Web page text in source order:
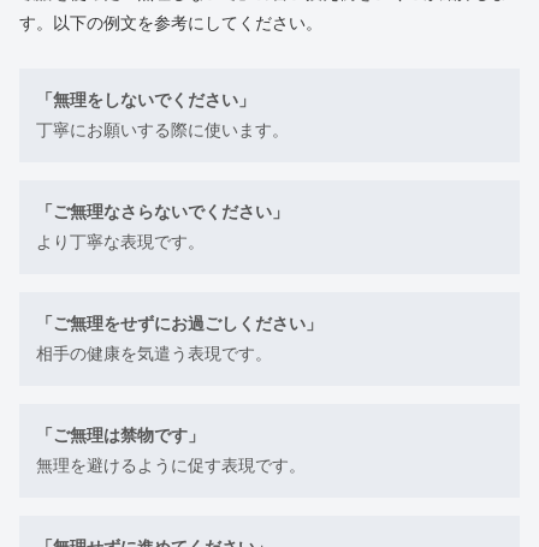
す。以下の例文を参考にしてください。
「無理をしないでください」
丁寧にお願いする際に使います。
「ご無理なさらないでください」
より丁寧な表現です。
「ご無理をせずにお過ごしください」
相手の健康を気遣う表現です。
「ご無理は禁物です」
無理を避けるように促す表現です。